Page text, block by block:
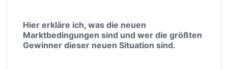
Hier erkläre ich, was die neuen
Marktbedingungen sind und wer die größten
Gewinner dieser neuen Situation sind.